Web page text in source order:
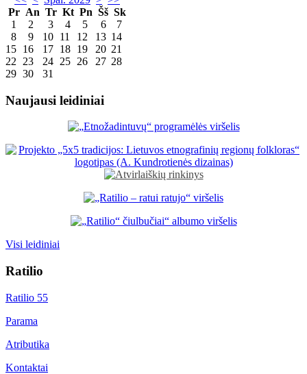
Pr An Tr Kt Pn Šš Sk
1
2 3 4 5 6
7
8
9 10 11 12 13 14
15 16 17 18 19 20 21
22
23 24 25 26 27 28
29 30 31
Naujausi leidiniai
Visi leidiniai
Ratilio
Ratilio 55
Parama
Atributika
Kontaktai